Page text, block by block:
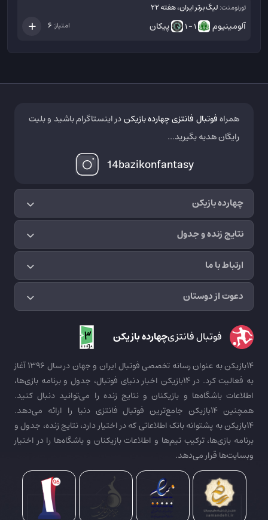
تورنومنت: لیگ برتر ایران، هفته 22
آلومینیوم 1 - 1 پیکان امتیاز: 6
چهارده بازیکن
نتایج زنده و جدول
ارتباط با ما
دعوت از دوستان
همراهفوتبال فانتزی چهارده بازیکندر اینستاگرام باشید و بلیت
رایگان هدیه بگیرید...
14bazikonfantasy
فوتبال فانتزیچهارده بازیکن
14بازیکن به عنوان رسانه تخصصی فوتبال ایران و جهان در سال 1396 آغاز
به فعالیت کرد. در 14بازیکن اخبار دنیای فوتبال، جدول و برنامه بازی‌ها،
اطلاعات باشگاه‌ها و بازیکنان و نتایج زنده را می‌توانید دنبال کنید.
همچنین 14بازیکن جامع‌ترین فوتبال فانتزی دنیا را ارائه می‌دهد.
14بازیکن به پشتوانه بانک اطلاعاتی که در اختیار دارد، نتایج زنده، جدول و
برنامه بازی‌ها، ترکیب تیم‌ها و اطلاعات بازیکنان و باشگاه‌ها را در اختیار
وبسایت‌ها قرار می‌دهد.